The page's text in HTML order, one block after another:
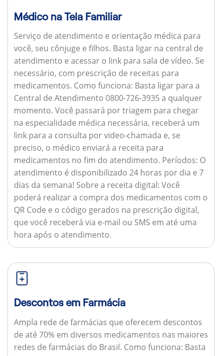
Médico na Tela Familiar
Serviço de atendimento e orientação médica para
você, seu cônjuge e filhos. Basta ligar na central de
atendimento e acessar o link para sala de vídeo. Se
necessário, com prescrição de receitas para
medicamentos. Como funciona: Basta ligar para a
Central de Atendimento 0800-726-3935 a qualquer
momento. Você passará por triagem para chegar
na especialidade médica necessária, receberá um
link para a consulta por video-chamada e, se
preciso, o médico enviará a receita para
medicamentos no fim do atendimento. Períodos: O
atendimento é disponibilizado 24 horas por dia e 7
dias da semana! Sobre a receita digital: Você
poderá realizar a compra dos medicamentos com o
QR Code e o código gerados na prescrição digital,
que você receberá via e-mail ou SMS em até uma
hora após o atendimento.
Descontos em Farmácia
Ampla rede de farmácias que oferecem descontos
de até 70% em diversos medicamentos nas maiores
redes de farmácias do Brasil. Como funciona: Basta